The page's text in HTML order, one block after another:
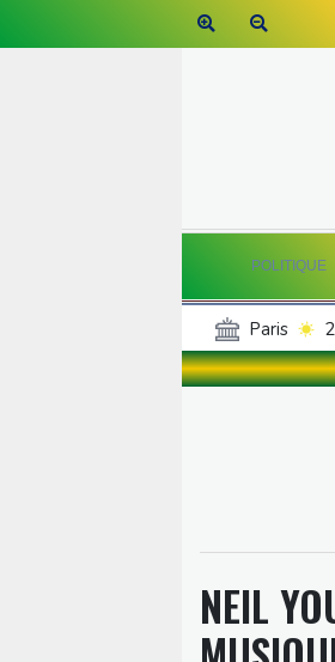
POLITIQUE
Paris
NEIL